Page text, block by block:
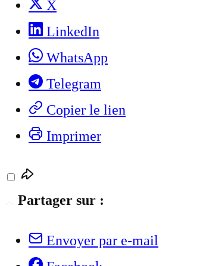
X
LinkedIn
WhatsApp
Telegram
Copier le lien
Imprimer
Partager sur :
Envoyer par e-mail